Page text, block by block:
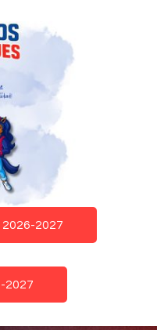
2026-2027
2027